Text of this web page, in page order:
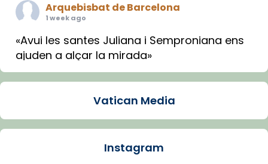
Arquebisbat de Barcelona
1 week ago
«Avui les santes Juliana i Semproniana ens
ajuden a alçar la mirada»
Mons. Sergi Gordo, bisbe de Tortosa, ha
Santes de Mataró.
🔗tinyurl.com/cvu5jmbk
Vatican Media
Instagram